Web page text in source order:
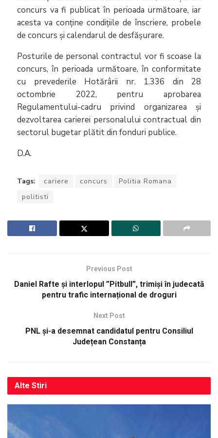
concurs va fi publicat în perioada următoare, iar
acesta va conține condițiile de înscriere, probele
de concurs și calendarul de desfășurare.
Posturile de personal contractul vor fi scoase la
concurs, în perioada următoare, în conformitate
cu prevederile Hotărârii nr. 1.336 din 28
octombrie 2022, pentru aprobarea
Regulamentului-cadru privind organizarea și
dezvoltarea carierei personalului contractual din
sectorul bugetar plătit din fonduri publice.
D.A.
Tags: cariere concurs
Politia Romana
politisti
Previous Post
Daniel Rafte și interlopul ”Pitbull”, trimiși în judecată
pentru trafic internațional de droguri
Next Post
PNL și-a desemnat candidatul pentru Consiliul
Județean Constanța
Alte Stiri